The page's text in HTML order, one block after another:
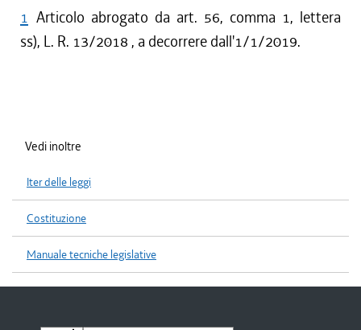
1 Articolo abrogato da art. 56, comma 1, lettera
ss), L. R. 13/2018 , a decorrere dall'1/1/2019.
Vedi inoltre
Iter delle leggi
Costituzione
Manuale tecniche legislative